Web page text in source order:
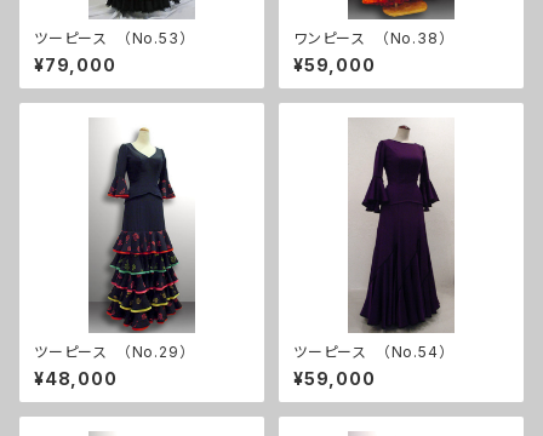
ツーピース （No.53）
¥79,000
ワンピース （No.38）
¥59,000
ツーピース （No.29）
¥48,000
ツーピース （No.54）
¥59,000